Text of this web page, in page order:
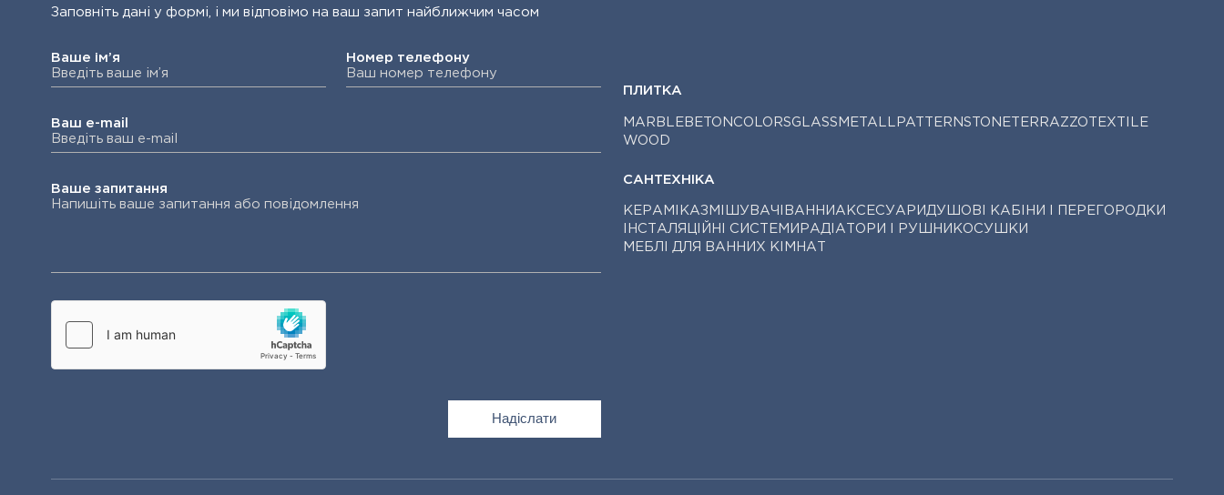
Заповніть дані у формі, і ми відповімо на ваш запит найближчим часом
Ваше ім’я Номер телефону
Ваш e-mail
Ваше запитання
ПЛИТКА
MARBLE BETONCOLORSGLASS METALL PATTERNSTONE TERRAZZO
TEXTILE
WOOD
САНТЕХНІКА
КЕРАМІКАЗМІШУВАЧІ ВАННИ АКСЕСУАРИ ДУШОВІ КАБІНИ І ПЕРЕГОРОДКИ
ІНСТАЛЯЦІЙНІ СИСТЕМИ РАДІАТОРИ І РУШНИКОСУШКИ
МЕБЛІ ДЛЯ ВАННИХ КІМНАТ